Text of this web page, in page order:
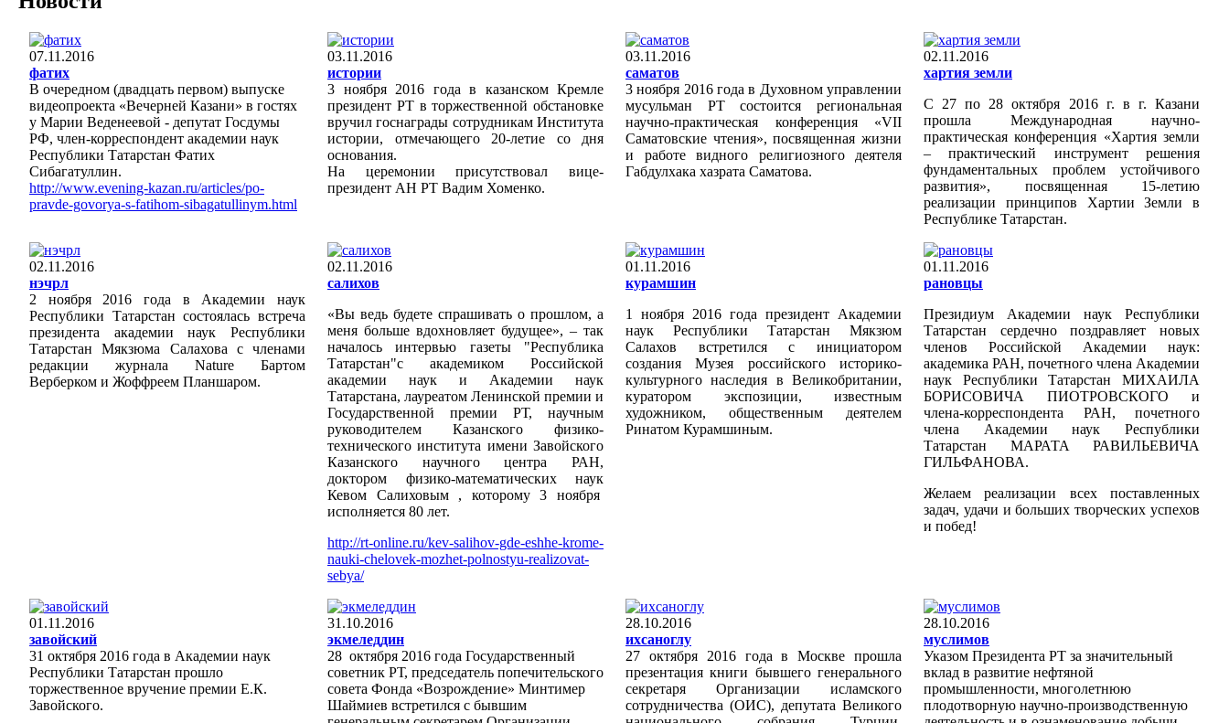
07.11.2016
фатих
В очередном (двадцать первом) выпуске
видеопроекта «Вечерней Казани» в гостях
у Марии Веденеевой - депутат Госдумы
РФ, член-корреспондент академии наук
Республики Татарстан Фатих
Сибагатуллин.
http://www.evening-kazan.ru/articles/po-
pravde-govorya-s-fatihom-sibagatullinym.html
03.11.2016
истории
3 ноября 2016 года в казанском Кремле
президент РТ в торжественной обстановке
вручил госнаграды сотрудникам Института
истории, отмечающего 20-летие со дня
основания.
На церемонии присутствовал вице-
президент АН РТ Вадим Хоменко.
03.11.2016
саматов
3 ноября 2016 года в Духовном управлении
мусульман РТ состоится региональная
научно-практическая конференция «VII
Саматовские чтения», посвященная жизни
и работе видного религиозного деятеля
Габдулхака хазрата Саматова.
02.11.2016
хартия земли
С 27 по 28 октября 2016 г. в г. Казани
прошла Международная научно-
практическая конференция «Хартия земли
– практический инструмент решения
фундаментальных проблем устойчивого
развития», посвященная 15-летию
реализации принципов Хартии Земли в
Республике Татарстан.
02.11.2016
нэчрл
2 ноября 2016 года в Академии наук
Республики Татарстан состоялась встреча
президента академии наук Республики
Татарстан Мякзюма Салахова с членами
редакции журнала Nature Бартом
Верберком и Жоффреем Планшаром.
02.11.2016
салихов
«Вы ведь будете спрашивать о прошлом, а
меня больше вдохновляет будущее», – так
началось интервью газеты "Республика
Татарстан"с академиком Российской
академии наук и Академии наук
Татарстана, лауреатом Ленинской премии и
Государственной премии РТ, научным
руководителем Казанского физико-
технического института имени Завойского
Казанского научного центра РАН,
доктором физико-математических наук
Кевом Салиховым , которому 3 ноября
исполняется 80 лет.
http://rt-online.ru/kev-salihov-gde-eshhe-krome-
nauki-chelovek-mozhet-polnostyu-realizovat-
sebya/
01.11.2016
курамшин
1 ноября 2016 года президент Академии
наук Республики Татарстан Мякзюм
Салахов встретился с инициатором
создания Музея российского историко-
культурного наследия в Великобритании,
куратором экспозиции, известным
художником, общественным деятелем
Ринатом Курамшиным.
01.11.2016
рановцы
Президиум Академии наук Республики
Татарстан сердечно поздравляет новых
членов Российской Академии наук:
академика РАН, почетного члена Академии
наук Республики Татарстан МИХАИЛА
БОРИСОВИЧА ПИОТРОВСКОГО и
члена-корреспондента РАН, почетного
члена Академии наук Республики
Татарстан МАРАТА РАВИЛЬЕВИЧА
ГИЛЬФАНОВА.
Желаем реализации всех поставленных
задач, удачи и больших творческих успехов
и побед!
01.11.2016
завойский
31 октября 2016 года в Академии наук
Республики Татарстан прошло
торжественное вручение премии Е.К.
Завойского.
31.10.2016
экмеледдин
28 октября 2016 года Государственный
советник РТ, председатель попечительского
совета Фонда «Возрождение» Минтимер
Шаймиев встретился с бывшим
28.10.2016
ихсаноглу
27 октября 2016 года в Москве прошла
презентация книги бывшего генерального
секретаря Организации исламского
сотрудничества (ОИС), депутата Великого
28.10.2016
муслимов
Указом Президента РТ за значительный
вклад в развитие нефтяной
промышленности, многолетнюю
плодотворную научно-производственную